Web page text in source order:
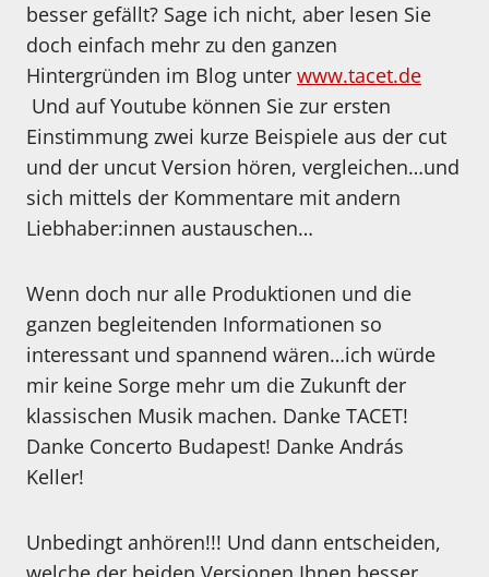
besser gefällt? Sage ich nicht, aber lesen Sie
doch einfach mehr zu den ganzen
Hintergründen im Blog unter www.tacet.de
Und auf Youtube können Sie zur ersten
Einstimmung zwei kurze Beispiele aus der cut
und der uncut Version hören, vergleichen…und
sich mittels der Kommentare mit andern
Liebhaber:innen austauschen…
Wenn doch nur alle Produktionen und die
ganzen begleitenden Informationen so
interessant und spannend wären…ich würde
mir keine Sorge mehr um die Zukunft der
klassischen Musik machen. Danke TACET!
Danke Concerto Budapest! Danke András
Keller!
Unbedingt anhören!!! Und dann entscheiden,